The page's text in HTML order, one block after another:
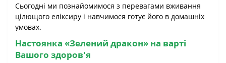
Сьогодні ми познайомимося з перевагами вживання
цілющого еліксиру і навчимося готує його в домашніх
умовах.
Настоянка «Зелений дракон» на варті
Вашого здоров'я